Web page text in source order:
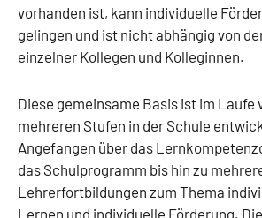
vorhanden ist, kann individuelle
gelingen und ist nicht abhängig von
einzelner Kollegen und Kolleginnen.
Diese gemeinsame Basis ist im Laufe
mehreren Stufen in der Schule
Angefangen über das
das Schulprogramm bis hin zu
Lehrerfortbildungen zum Thema
Lernen und individuelle Förderung.